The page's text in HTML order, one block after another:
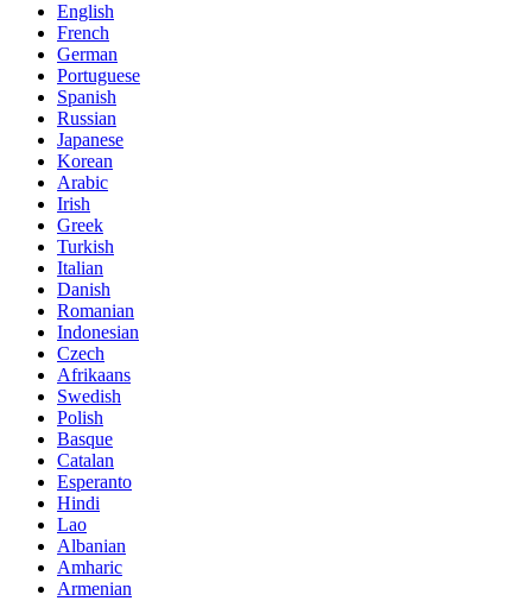
English
French
German
Portuguese
Spanish
Russian
Japanese
Korean
Arabic
Irish
Greek
Turkish
Italian
Danish
Romanian
Indonesian
Czech
Afrikaans
Swedish
Polish
Basque
Catalan
Esperanto
Hindi
Lao
Albanian
Amharic
Armenian